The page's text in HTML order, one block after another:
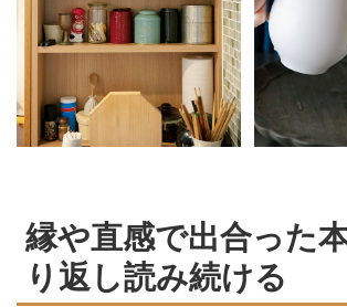
縁や直感で出合った
り返し読み続ける